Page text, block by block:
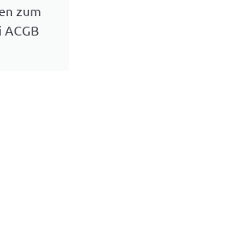
zum